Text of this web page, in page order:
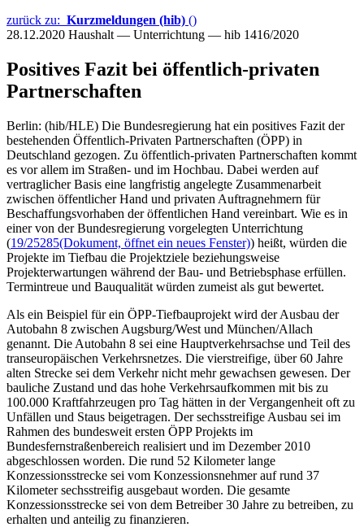
zurück zu: Kurzmeldungen (hib) ()
28.12.2020 Haushalt — Unterrichtung — hib 1416/2020
Positives Fazit bei öffentlich-privaten
Partnerschaften
Berlin: (hib/HLE) Die Bundesregierung hat ein positives Fazit der
bestehenden Öffentlich-Privaten Partnerschaften (ÖPP) in
Deutschland gezogen. Zu öffentlich-privaten Partnerschaften kommt
es vor allem im Straßen- und im Hochbau. Dabei werden auf
vertraglicher Basis eine langfristig angelegte Zusammenarbeit
zwischen öffentlicher Hand und privaten Auftragnehmern für
Beschaffungsvorhaben der öffentlichen Hand vereinbart. Wie es in
einer von der Bundesregierung vorgelegten Unterrichtung
(19/25285(Dokument, öffnet ein neues Fenster)) heißt, würden die
Projekte im Tiefbau die Projektziele beziehungsweise
Projekterwartungen während der Bau- und Betriebsphase erfüllen.
Termintreue und Bauqualität würden zumeist als gut bewertet.
Als ein Beispiel für ein ÖPP-Tiefbauprojekt wird der Ausbau der
Autobahn 8 zwischen Augsburg/West und München/Allach
genannt. Die Autobahn 8 sei eine Hauptverkehrsachse und Teil des
transeuropäischen Verkehrsnetzes. Die vierstreifige, über 60 Jahre
alten Strecke sei dem Verkehr nicht mehr gewachsen gewesen. Der
bauliche Zustand und das hohe Verkehrsaufkommen mit bis zu
100.000 Kraftfahrzeugen pro Tag hätten in der Vergangenheit oft zu
Unfällen und Staus beigetragen. Der sechsstreifige Ausbau sei im
Rahmen des bundesweit ersten ÖPP Projekts im
Bundesfernstraßenbereich realisiert und im Dezember 2010
abgeschlossen worden. Die rund 52 Kilometer lange
Konzessionsstrecke sei vom Konzessionsnehmer auf rund 37
Kilometer sechsstreifig ausgebaut worden. Die gesamte
Konzessionsstrecke sei von dem Betreiber 30 Jahre zu betreiben, zu
erhalten und anteilig zu finanzieren.